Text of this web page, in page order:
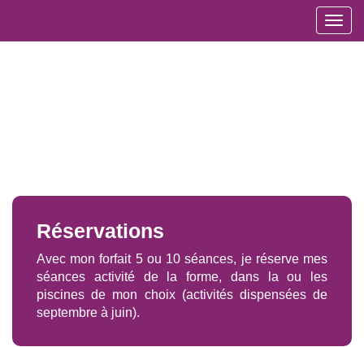
Réservations
Avec mon forfait 5 ou 10 séances, je réserve mes
séances activité de la forme, dans la ou les
piscines de mon choix (activités dispensées de
septembre à juin).